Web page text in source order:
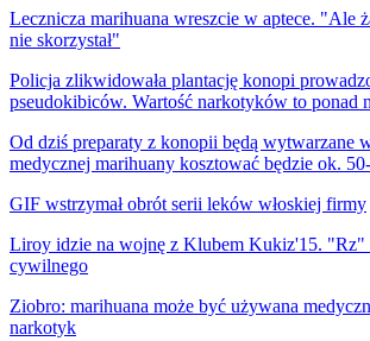
Lecznicza marihuana wreszcie w aptece. "Ale
nie skorzystał"
Policja zlikwidowała plantację konopi
pseudokibiców. Wartość narkotyków to ponad
Od dziś preparaty z konopii będą wytwarzane
medycznej marihuany kosztować będzie ok.
GIF wstrzymał obrót serii leków włoskiej firmy
Liroy idzie na wojnę z Klubem Kukiz'15. "Rz"
cywilnego
Ziobro: marihuana może być używana
narkotyk